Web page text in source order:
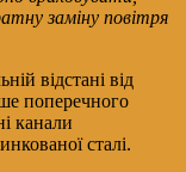
заміну повітря
відстані від
поперечного
канали
сталі.